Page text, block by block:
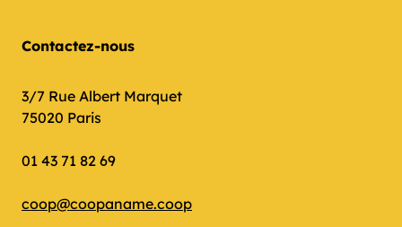
Contactez-nous
3/7 Rue Albert Marquet
75020 Paris
01 43 71 82 69
coop@coopaname.coop